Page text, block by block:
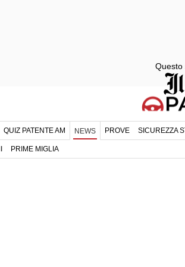
QUIZ PATENTE AM NEWS PROVE SICUREZZA
PRIME MIGLIA
Questo